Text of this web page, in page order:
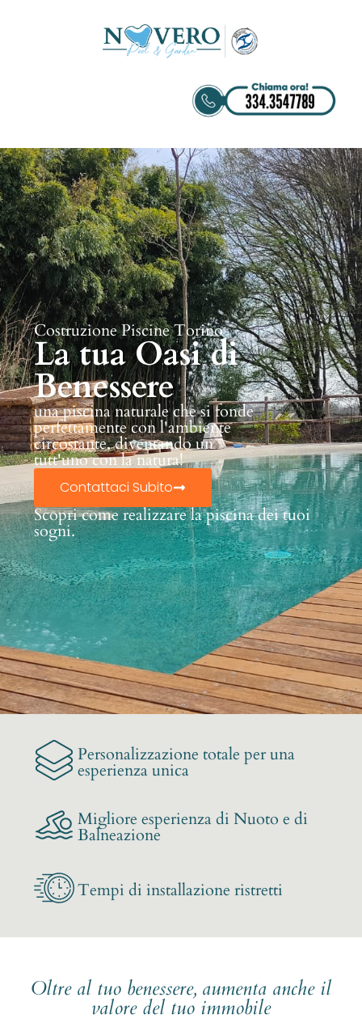
Costruzione Piscine Torino
La tua Oasi di
Benessere
una piscina naturale che si fonde
perfettamente con l'ambiente
circostante, diventando un
tutt'uno con la natura!
Contattaci Subito
Scopri come realizzare la piscina dei tuoi
sogni.
Personalizzazione totale per una
esperienza unica
Migliore esperienza di Nuoto e di
Balneazione
Tempi di installazione ristretti
Oltre al tuo benessere, aumenta anche il
valore del tuo immobile